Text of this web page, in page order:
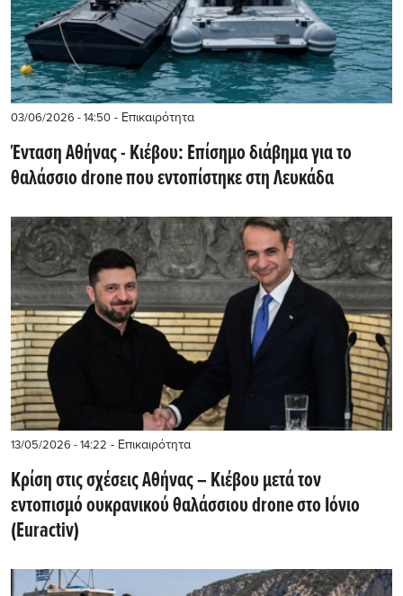
03/06/2026 - 14:50 - Επικαιρότητα
Ένταση Αθήνας - Κιέβου: Επίσημο διάβημα για το
θαλάσσιο drone που εντοπίστηκε στη Λευκάδα
13/05/2026 - 14:22 - Επικαιρότητα
Κρίση στις σχέσεις Αθήνας – Κιέβου μετά τον
εντοπισμό ουκρανικού θαλάσσιου drone στο Ιόνιο
(Euractiv)